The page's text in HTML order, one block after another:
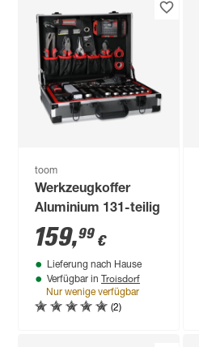
toom
Werkzeugkoffer
Aluminium 131-teilig
159,99 €
Lieferung nach Hause
Verfügbar in Troisdorf
Nur wenige verfügbar
(2)